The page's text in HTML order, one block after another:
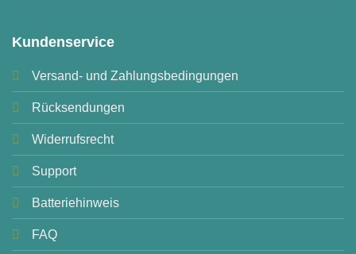
Kundenservice
Versand- und Zahlungsbedingungen
Rücksendungen
Widerrufsrecht
Support
Batteriehinweis
FAQ